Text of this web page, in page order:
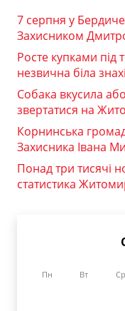
7 серпня у
Захисником
Росте купками
незвична біла
Собака вкусила
звертатися на
Корнинська
Захисника Івана
Понад три тисячі
статистика
Пн Вт Ср